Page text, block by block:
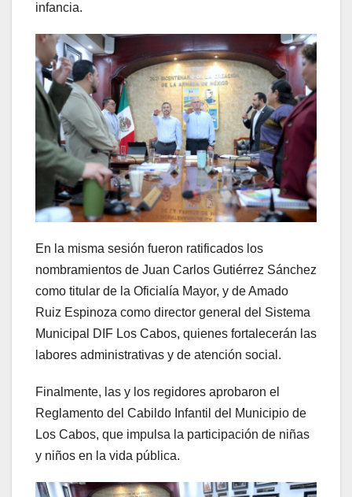
infancia.
En la misma sesión fueron ratificados los
nombramientos de Juan Carlos Gutiérrez Sánchez
como titular de la Oficialía Mayor, y de Amado
Ruiz Espinoza como director general del Sistema
Municipal DIF Los Cabos, quienes fortalecerán las
labores administrativas y de atención social.
Finalmente, las y los regidores aprobaron el
Reglamento del Cabildo Infantil del Municipio de
Los Cabos, que impulsa la participación de niñas
y niños en la vida pública.